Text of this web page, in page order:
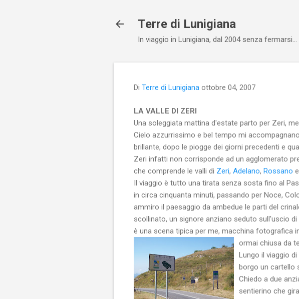
Terre di Lunigiana
In viaggio in Lunigiana, dal 2004 senza fermarsi...
Di Terre di Lunigiana ottobre 04, 2007
LA VALLE DI ZERI
Una soleggiata mattina d'estate parto per Zeri,
Cielo azzurrissimo e bel tempo mi
brillante, dopo le piogge dei giorni precedenti e
Zeri infatti non corrisponde ad un agglomerato
che comprende le valli di Zeri, Adelano, Rossano e
Il viaggio è tutto una tirata senza sosta fino al
in circa cinquanta minuti, passando per Noce,
ammiro il paesaggio da ambedue le parti del
scollinato, un signore anziano seduto sull'uscio
è una scena tipica per me, macchina fotografica
ormai chiusa da
Lungo il viaggio
borgo un cartello
Chiedo a due
sentierino che